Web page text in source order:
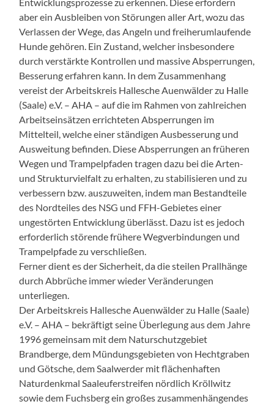
aber ein Ausbleiben von Störungen aller Art, wozu das
Verlassen der Wege, das Angeln und freiherumlaufende
Hunde gehören. Ein Zustand, welcher insbesondere
durch verstärkte Kontrollen und massive Absperrungen,
Besserung erfahren kann. In dem Zusammenhang
vereist der Arbeitskreis Hallesche Auenwälder zu Halle
(Saale) e.V. – AHA – auf die im Rahmen von zahlreichen
Arbeitseinsätzen errichteten Absperrungen im
Mittelteil, welche einer ständigen Ausbesserung und
Ausweitung befinden. Diese Absperrungen an früheren
Wegen und Trampelpfaden tragen dazu bei die Arten-
und Strukturvielfalt zu erhalten, zu stabilisieren und zu
verbessern bzw. auszuweiten, indem man Bestandteile
des Nordteiles des NSG und FFH-Gebietes einer
ungestörten Entwicklung überlässt. Dazu ist es jedoch
erforderlich störende frühere Wegverbindungen und
Trampelpfade zu verschließen.
Ferner dient es der Sicherheit, da die steilen Prallhänge
durch Abbrüche immer wieder Veränderungen
unterliegen.
Der Arbeitskreis Hallesche Auenwälder zu Halle (Saale)
e.V. – AHA – bekräftigt seine Überlegung aus dem Jahre
1996 gemeinsam mit dem Naturschutzgebiet
Brandberge, dem Mündungsgebieten von Hechtgraben
und Götsche, dem Saalwerder mit flächenhaften
Naturdenkmal Saaleuferstreifen nördlich Kröllwitz
sowie dem Fuchsberg ein großes zusammenhängendes